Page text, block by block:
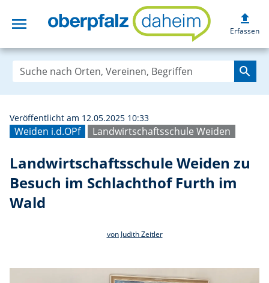
menu upload
Erfassen
search
Weiden i.d.OPf Landwirtschaftsschule Weiden
Veröffentlicht am 12.05.2025 10:33
Landwirtschaftsschule Weiden zu
Besuch im Schlachthof Furth im
Wald
von Judith Zeitler